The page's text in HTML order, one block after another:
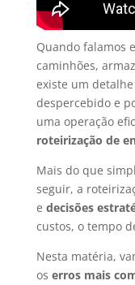
Quando falamos
caminhões,
existe um
despercebido e
uma operação
roteirização de
Mais do que
seguir, a
e decisões
custos, o tempo
Nesta matéria,
os erros mais